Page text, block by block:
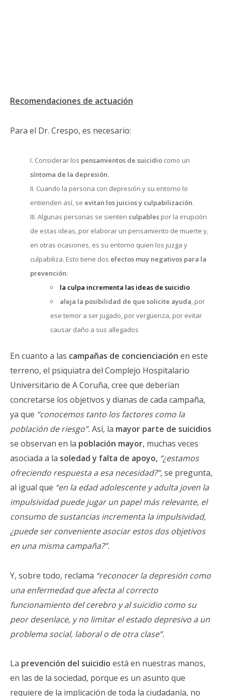
Recomendaciones de actuación
Para el Dr. Crespo, es necesario:
Considerar los pensamientos de suicidio como un
síntoma de la depresión.
Cuando la persona con depresión y su entorno lo
entienden así, se evitan los juicios y culpabilización.
Algunas personas se sienten culpables por la irrupción
de estas ideas, por elaborar un pensamiento de muerte y,
en otras ocasiones, es su entorno quien los juzga y
culpabiliza. Esto tiene dos efectos muy negativos para la
prevención:
la culpa incrementa las ideas de suicidio
aleja la posibilidad de que solicite ayuda, por
ese temor a ser jugado, por vergüenza, por evitar
causar daño a sus allegados
En cuanto a las campañas de concienciación en este
terreno, el psiquiatra del Complejo Hospitalario
Universitario de A Coruña, cree que deberían
concretarse los objetivos y dianas de cada campaña,
ya que “conocemos tanto los factores como la
población de riesgo”.Así, la mayor parte de suicidios
se observan en la población mayor, muchas veces
asociada a la soledad y falta de apoyo, “¿estamos
ofreciendo respuesta a esa necesidad?”, se pregunta,
al igual que “en la edad adolescente y adulta joven la
impulsividad puede jugar un papel más relevante, el
consumo de sustancias incrementa la impulsividad,
¿puede ser conveniente asociar estos dos objetivos
en una misma campaña?”.
Y, sobre todo, reclama “reconocer la depresión como
una enfermedad que afecta al correcto
funcionamiento del cerebro y al suicidio como su
peor desenlace, y no limitar el estado depresivo a un
problema social, laboral o de otra clase”.
La prevención del suicidio está en nuestras manos,
en las de la sociedad, porque es un asunto que
requiere de la implicación de toda la ciudadanía, no